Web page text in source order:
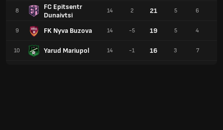
8
FC Epitsentr
Dunaivtsi
9 FK Nyva Buzova
10 Yarud Mariupol
14 2 21 5 6
14 -5 19 5 4
14 -1 16 3 7